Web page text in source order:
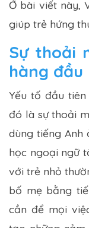
Ở bài viết này,
giúp trẻ hứng
Sự thoải
hàng
Yếu tố đầu
đó là sự thoải
dùng tiếng Anh
học ngoại ngữ
với trẻ nhỏ
bố mẹ bằng
cần để mọi